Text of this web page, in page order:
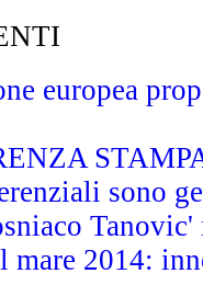
europea
sono
mare 2014: